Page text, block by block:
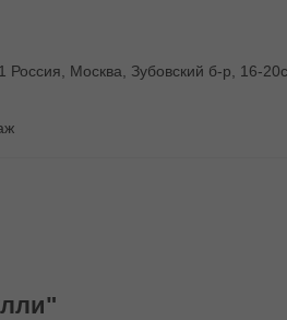
Россия, Москва, Зубовский б-р, 16-